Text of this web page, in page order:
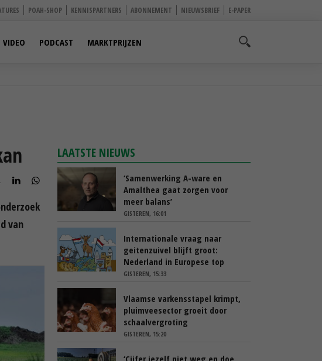
POAH-SHOP KENNISPARTNERS ABONNEMENT NIEUWSBRIEF E-PAPER
VIDEO PODCAST MARKTPRIJZEN
van
LAATSTE NIEUWS
‘Samenwerking A-ware en
Amalthea gaat zorgen voor
meer balans’
GISTEREN, 16:01
Internationale vraag naar
geitenzuivel blijft groot:
Nederland in Europese top
GISTEREN, 15:33
Vlaamse varkensstapel krimpt,
pluimveesector groeit door
schaalvergroting
GISTEREN, 15:20
‘Cijfer jezelf niet weg en doe